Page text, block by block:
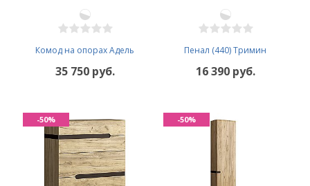
Комод на опорах Адель
35 750 руб.
Пенал (440) Тримин
16 390 руб.
-50% -50%